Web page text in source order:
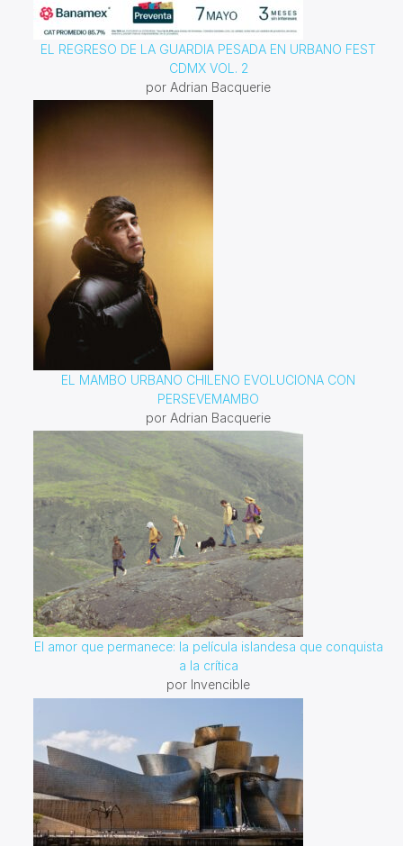
EL REGRESO DE LA GUARDIA PESADA EN URBANO FEST
CDMX VOL. 2
por Adrian Bacquerie
EL MAMBO URBANO CHILENO EVOLUCIONA CON
PERSEVEMAMBO
por Adrian Bacquerie
El amor que permanece: la película islandesa que conquista
a la crítica
por Invencible